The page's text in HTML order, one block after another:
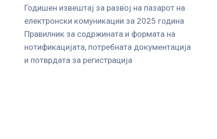
Годишен извештај за развој на пазарот на
електронски комуникации за 2025 година
Правилник за содржината и формата на
нотификацијата, потребната документација
и потврдата за регистрација